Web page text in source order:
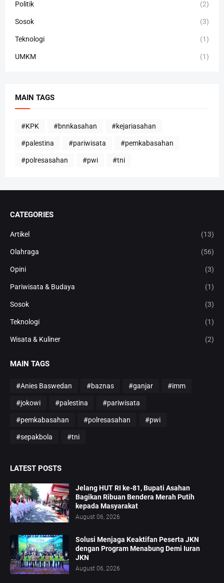
Politik (2)
Sosok (3)
Teknologi (1)
UMKM (1)
MAIN TAGS
#KPK #bnnkasahan #kejariasahan
#palestina #pariwisata #pemkabasahan
#polresasahan #pwi #tni
CATEGORIES
Artikel (13)
Olahraga (56)
Opini (3)
Pariwisata & Budaya (1)
Sosok (3)
Teknologi (1)
Wisata & Kuliner (2)
MAIN TAGS
#Anies Baswedan #baznas #ganjar #imm
#jokowi #palestina #pariwisata
#pemkabasahan #polresasahan #pwi
#sepakbola #tni
LATEST POSTS
Jelang HUT RI ke-81, Bupati Asahan
Bagikan Ribuan Bendera Merah Putih
kepada Masyarakat
August 06, 2026
Solusi Menjaga Keaktifan Peserta JKN
dengan Program Menabung Demi Iuran
JKN
August 06, 2026